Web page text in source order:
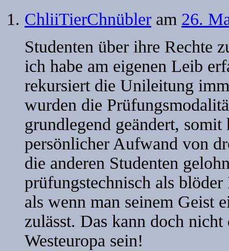
ChliiTierChnübler am 26.
Studenten über ihre Rechte
ich habe am eigenen Leib
rekursiert die Unileitung
wurden die
grundlegend geändert,
persönlicher Aufwand von
die anderen Studenten
prüfungstechnisch als
als wenn man seinem Geist
zulässt. Das kann doch
Westeuropa sein!